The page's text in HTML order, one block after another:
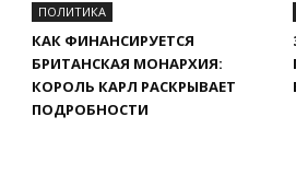
ПОЛИТИКА
КАК ФИНАНСИРУЕТСЯ
БРИТАНСКАЯ МОНАРХИЯ:
КОРОЛЬ КАРЛ РАСКРЫВАЕТ
ПОДРОБНОСТИ